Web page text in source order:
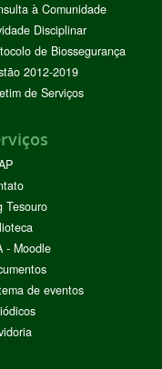
à Comunidade
Disciplinar
de Biossegurança
2012-2019
de Serviços
Tesouro
- Moodle
de eventos